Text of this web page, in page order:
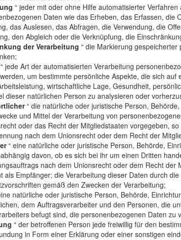
“ jeder mit oder ohne Hilfe automatisierter
Daten wie das Erheben, das Erfassen,
das Auslesen, das Abfragen, die Verwendung, die
den Abgleich oder die Verknüpfung, die
der Verarbeitung “ die Markierung
“ jede Art der automatisierten Verarbeitung
um bestimmte persönliche Aspekte, die sich
wirtschaftliche Lage, Gesundheit,
dieser natürlichen Person zu analysieren oder
“ die natürliche oder juristische Person,
und Mittel der Verarbeitung von
oder das Recht der Mitgliedstaaten vorgegeben,
nach dem Unionsrecht oder dem Recht der
“ eine natürliche oder juristische Person, Behörde,
davon, ob es sich bei ihr um einen Dritten
nach dem Unionsrecht oder dem Recht
als Empfänger; die Verarbeitung dieser Daten durch
gemäß den Zwecken der Verarbeitung;
natürliche oder juristische Person, Behörde,
dem Auftragsverarbeiter und den Personen, die
befugt sind, die personenbezogenen Daten zu
“ der betroffenen Person jede freiwillig für den
in Form einer Erklärung oder einer sonstigen